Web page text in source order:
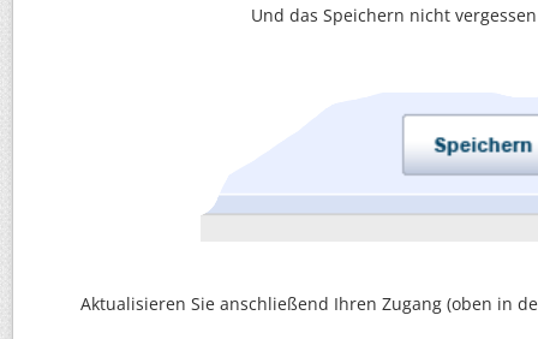
Und das Speichern nicht
Aktualisieren Sie anschließend Ihren Zugang (oben in